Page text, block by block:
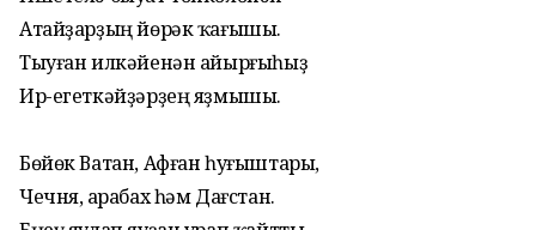
Атайҙарҙың йөрәк ҡағышы.
Тыуған илкәйенән айырғыһыҙ
Ир-егеткәйҙәрҙең яҙмышы.
Бөйөк Ватан, Афған һуғыштары,
Чечня, Ҡарабах һәм Дағстан.